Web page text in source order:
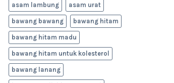
asam lambung asam urat
bawang bawang bawang hitam
bawang hitam madu
bawang hitam untuk kolesterol
bawang lanang